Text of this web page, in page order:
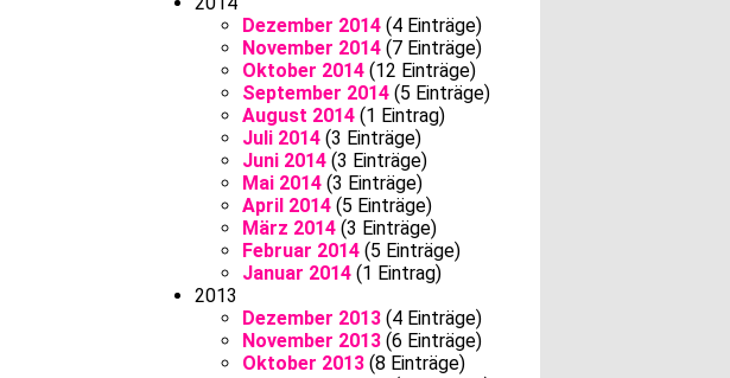
Dezember 2014(4 Einträge)
November 2014(7 Einträge)
Oktober 2014(12 Einträge)
September 2014(5 Einträge)
August 2014(1 Eintrag)
Juli 2014(3 Einträge)
Juni 2014(3 Einträge)
Mai 2014(3 Einträge)
April 2014(5 Einträge)
März 2014(3 Einträge)
Februar 2014(5 Einträge)
Januar 2014(1 Eintrag)
2013
Dezember 2013(4 Einträge)
November 2013(6 Einträge)
Oktober 2013(8 Einträge)